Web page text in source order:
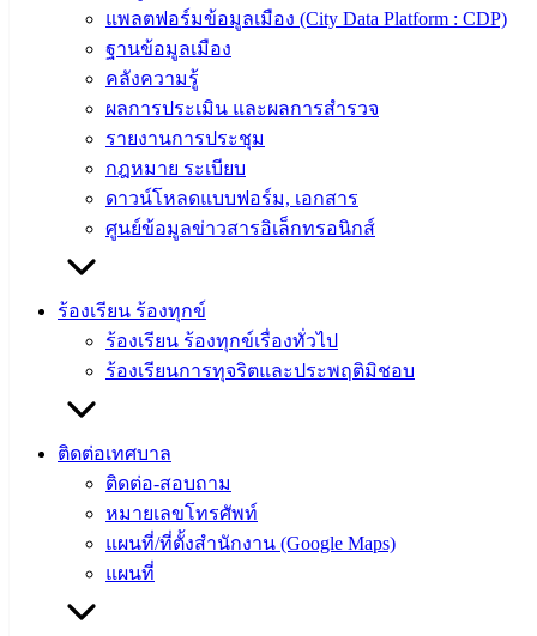
แพลตฟอร์มข้อมูลเมือง (City Data Platform : CDP)
ฐานข้อมูลเมือง
คลังความรู้
ผลการประเมิน และผลการสำรวจ
รายงานการประชุม
กฎหมาย ระเบียบ
ดาวน์โหลดแบบฟอร์ม, เอกสาร
ศูนย์ข้อมูลข่าวสารอิเล็กทรอนิกส์
ร้องเรียน ร้องทุกข์
ร้องเรียน ร้องทุกข์เรื่องทั่วไป
ร้องเรียนการทุจริตและประพฤติมิชอบ
ติดต่อเทศบาล
ติดต่อ-สอบถาม
หมายเลขโทรศัพท์
แผนที่/ที่ตั้งสำนักงาน (Google Maps)
แผนที่
ดาวน์โหลด
ประชาชน/
คู่มือการ
ปฏิบัติ
งาน
ข่าวสาร
น่ารู้
ศุนย์
ข่าวสาร
อิเล็กทรอนิกส์
องค์
ความรู้
(Knowledge